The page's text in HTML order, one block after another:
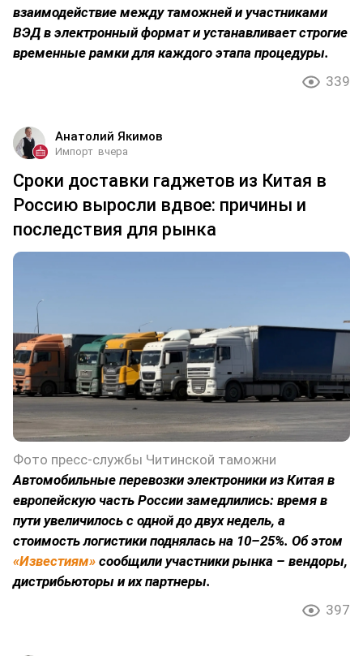
взаимодействие между таможней и участниками
ВЭД в электронный формат и устанавливает строгие
временные рамки для каждого этапа процедуры.
339
Анатолий Якимов
Импорт вчера
Сроки доставки гаджетов из Китая в
Россию выросли вдвое: причины и
последствия для рынка
Фото пресс-службы Читинской таможни
Автомобильные перевозки электроники из Китая в
европейскую часть России замедлились: время в
пути увеличилось с одной до двух недель, а
стоимость логистики поднялась на 10–25%. Об этом
«Известиям» сообщили участники рынка – вендоры,
дистрибьюторы и их партнеры.
397